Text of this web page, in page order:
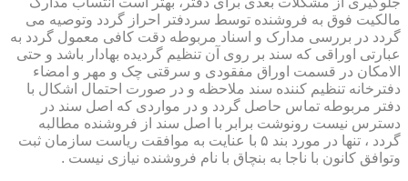
مالکیت فوق به فروشنده توسط سردفتر احراز گردد وتوصیه می
گردد در بررسی مدارک و اسناد مربوطه دقت کافی معمول گردد به
عبارتی اوراقی که سند بر روی آن تنظیم گردیده بهادار باشد و حتی
الامکان در قسمت اوراق مفقودی و سرقتی چک و مهر و امضاء
دفترخانه تنظیم کننده سند ملاحظه و در صورت احتمال اشکال با
دفتر مربوطه تماس حاصل گردد و در مواردی که اصل سند در
دسترس نیست رونوشت برابر با اصل سند از فروشنده مطالبه
گردد ، تنها در مورد بند ۵ با عنایت به موافقت ریاست سازمان ثبت
وتوافق کانون با ناجا به بنچاق با نام فروشنده نیازی نیست .